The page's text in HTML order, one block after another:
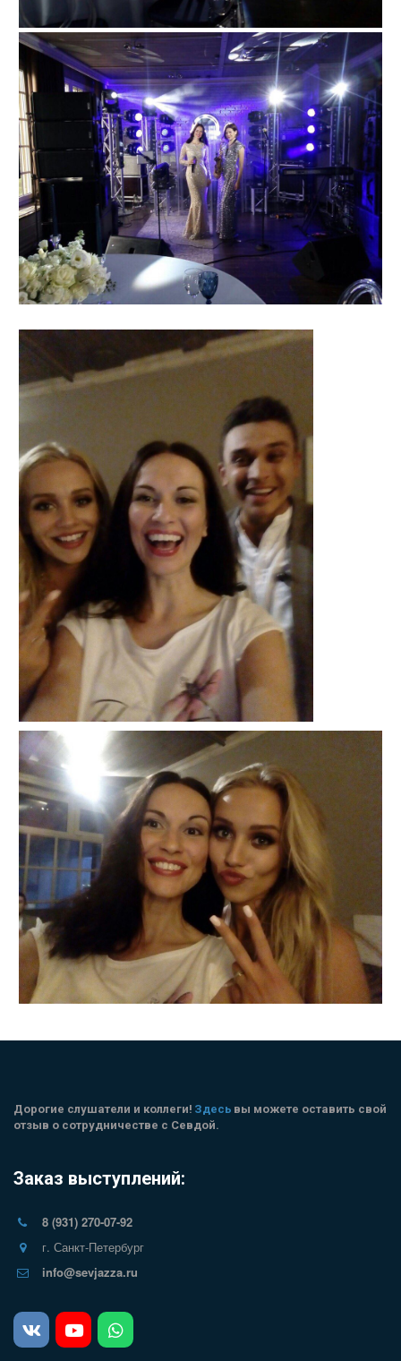
Дорогие слушатели и коллеги! Здесь вы можете оставить свой
отзыв о сотрудничестве с Севдой.
Заказ выступлений:
8 (931) 270-07-92
г. Санкт-Петербург
info@sevjazza.ru